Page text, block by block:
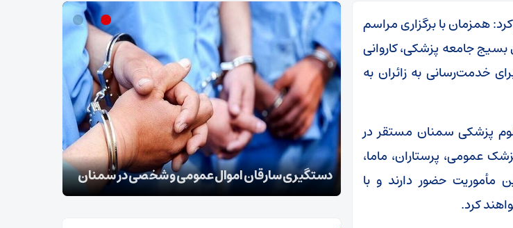
همزمان با برگزاری مراسم
جامعه پزشکی، کاروانی
را برای خدمت‌رسانی به زائران به
پزشکی سمنان مستقر در
عمومی، پرستاران، ماما،
مأموریت حضور دارند و با
کرد.
عمومی و شخصی در سمنان
تکذیب نقل قول منتسب به رهبر انقلاب از سوی دفتر
معظم‌له